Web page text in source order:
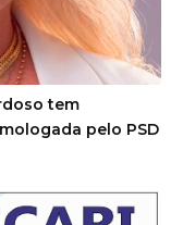
tem
pelo PSD